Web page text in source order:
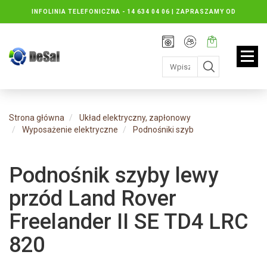
INFOLINIA TELEFONICZNA - 14 634 04 06 | ZAPRASZAMY OD
PONIEDZIAŁKU DO PIĄTKU : 8.30 DO 16.30, SOBOTY: 8.30 DO 13.00
Rejestracja
Moje
konto
Twój
koszyk:
jest
pusty
Strona główna
Układ elektryczny, zapłonowy
Wyposażenie elektryczne
Podnośniki szyb
Podnośnik szyby lewy
przód Land Rover
Freelander II SE TD4 LRC
820